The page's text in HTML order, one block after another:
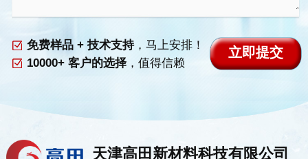
免费样品 + 技术支持，马上安排！
10000+ 客户的选择，值得信赖
天津高田新材料科技有限公司